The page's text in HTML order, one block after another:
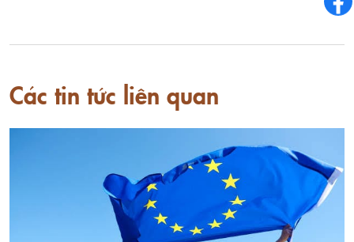
Các tin tức liên quan